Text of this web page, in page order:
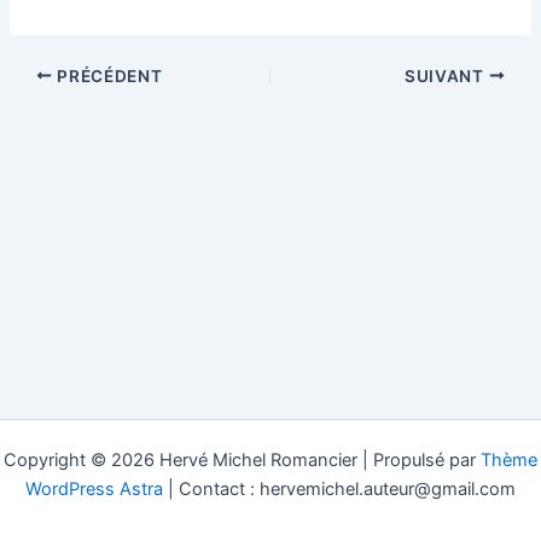
PRÉCÉDENT SUIVANT
Copyright © 2026 Hervé Michel Romancier | Propulsé par Thème
WordPress Astra | Contact : hervemichel.auteur@gmail.com